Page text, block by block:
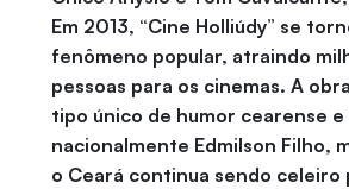
Em 2013, “Cine Holliúdy” se
fenômeno popular, atraindo
pessoas para os cinemas. A
tipo único de humor cearense e
nacionalmente Edmilson Filho,
o Ceará continua sendo celeiro